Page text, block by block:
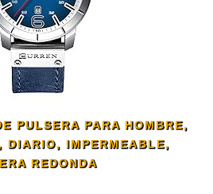
PULSERA PARA HOMBRE,
DIARIO, IMPERMEABLE,
REDONDA